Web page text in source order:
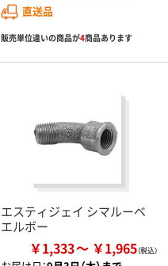
直送品
販売単位違いの商品が4商品あります
エスティジェイ シマルーベ
エルボー
￥1,333 ￥1,965